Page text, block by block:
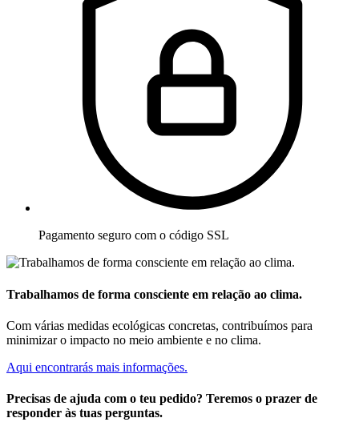
Pagamento seguro com o código SSL
Trabalhamos de forma consciente em relação ao clima.
Com várias medidas ecológicas concretas, contribuímos para
minimizar o impacto no meio ambiente e no clima.
Aqui encontrarás mais informações.
Precisas de ajuda com o teu pedido? Teremos o prazer de
responder às tuas perguntas.